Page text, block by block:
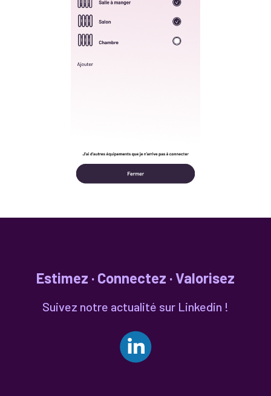
Estimez · Connectez · Valorisez
Suivez notre actualité sur Linkedin !